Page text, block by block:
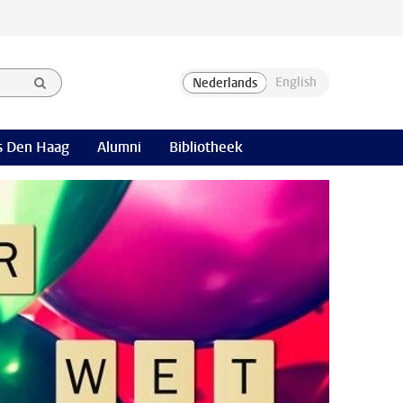
Den Haag Alumni Bibliotheek